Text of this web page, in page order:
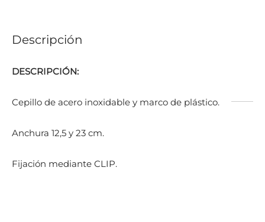
Descripción
DESCRIPCIÓN:
Cepillo de acero inoxidable y marco de plástico.
Anchura 12,5 y 23 cm.
Fijación mediante CLIP.